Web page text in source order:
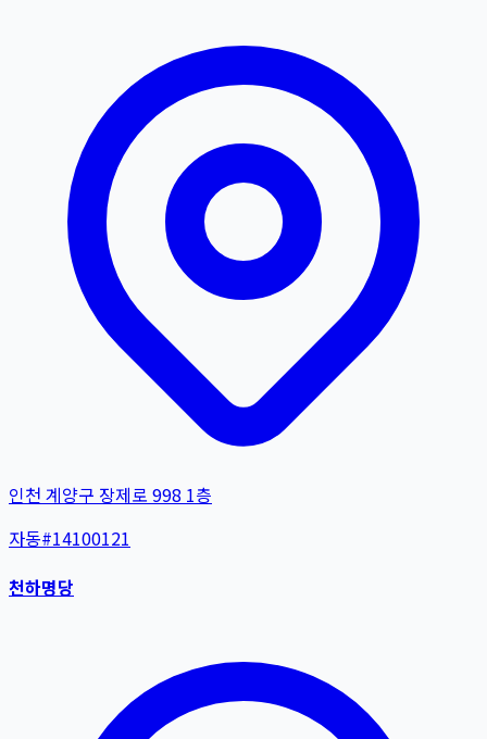
인천 계양구 장제로 998 1층
자동#14100121
천하명당